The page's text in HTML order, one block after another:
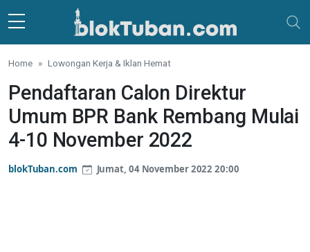
Skip to main content
Home Lowongan Kerja & Iklan Hemat
Pendaftaran Calon Direktur
Umum BPR Bank Rembang Mulai
4-10 November 2022
blokTuban.com Jumat, 04 November 2022 20:00